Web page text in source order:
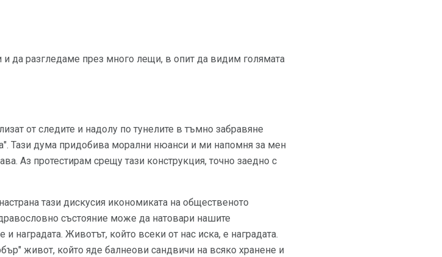
да разгледаме през много лещи, в опит да видим голямата
от следите и надолу по тунелите в тъмно забравяне
Тази дума придобива морални нюанси и ми напомня за мен
Аз протестирам срещу тази конструкция, точно заедно с
тази дискусия икономиката на общественото
състояние може да натовари нашите
наградата. Животът, който всеки от нас иска, е наградата.
живот, който яде балнеови сандвичи на всяко хранене и